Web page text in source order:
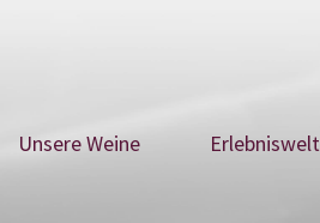
Unsere Weine Erlebniswelt